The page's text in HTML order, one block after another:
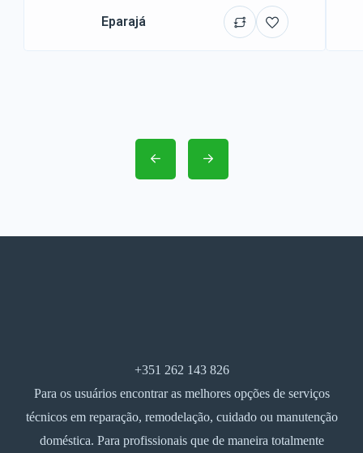
Eparajá
+351 262 143 826
Para os usuários encontrar as melhores opções de serviços
técnicos em reparação, remodelação, cuidado ou manutenção
doméstica. Para profissionais que de maneira totalmente